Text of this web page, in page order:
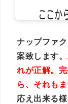
ナップファ
案致します。
れが正解。
ら、それもま
応え出来る